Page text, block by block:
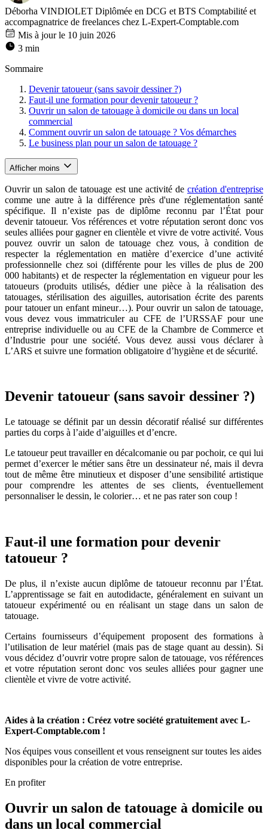
Déborha VINDIOLET Diplômée en DCG et BTS Comptabilité et
accompagnatrice de freelances chez L-Expert-Comptable.com
Mis à jour le 10 juin 2026
3 min
Sommaire
Devenir tatoueur (sans savoir dessiner ?)
Faut-il une formation pour devenir tatoueur ?
Ouvrir un salon de tatouage à domicile ou dans un local
commercial
Comment ouvrir un salon de tatouage ? Vos démarches
Le business plan pour un salon de tatouage ?
Afficher moins
Ouvrir un salon de tatouage est une activité de création d'entreprise
comme une autre à la différence près d'une réglementation santé
spécifique. Il n’existe pas de diplôme reconnu par l’État pour
devenir tatoueur. Vos références et votre réputation seront donc vos
seules alliées pour gagner en clientèle et vivre de votre activité. Vous
pouvez ouvrir un salon de tatouage chez vous, à condition de
respecter la réglementation en matière d’exercice d’une activité
professionnelle chez soi (différente pour les villes de plus de 200
000 habitants) et de respecter la réglementation en vigueur pour les
tatoueurs (produits utilisés, dédier une pièce à la réalisation des
tatouages, stérilisation des aiguilles, autorisation écrite des parents
pour tatouer un enfant mineur…). Pour ouvrir un salon de tatouage,
vous devez vous immatriculer au CFE de l’URSSAF pour une
entreprise individuelle ou au CFE de la Chambre de Commerce et
d’Industrie pour une société. Vous devez aussi vous déclarer à
L’ARS et suivre une formation obligatoire d’hygiène et de sécurité.
Devenir tatoueur (sans savoir dessiner ?)
Le tatouage se définit par un dessin décoratif réalisé sur différentes
parties du corps à l’aide d’aiguilles et d’encre.
Le tatoueur peut travailler en décalcomanie ou par pochoir, ce qui lui
permet d’exercer le métier sans être un dessinateur né, mais il devra
tout de même être minutieux et disposer d’une sensibilité artistique
pour comprendre les attentes de ses clients, éventuellement
personnaliser le dessin, le colorier… et ne pas rater son coup !
Faut-il une formation pour devenir
tatoueur ?
De plus, il n’existe aucun diplôme de tatoueur reconnu par l’État.
L’apprentissage se fait en autodidacte, généralement en suivant un
tatoueur expérimenté ou en réalisant un stage dans un salon de
tatouage.
Certains fournisseurs d’équipement proposent des formations à
l’utilisation de leur matériel (mais pas de stage quant au dessin). Si
vous décidez d’ouvrir votre propre salon de tatouage, vos références
et votre réputation seront donc vos seules alliées pour gagner une
clientèle et vivre de votre activité.
Aides à la création : Créez votre société gratuitement avec L-
Expert-Comptable.com !
Nos équipes vous conseillent et vous renseignent sur toutes les aides
disponibles pour la création de votre entreprise.
En profiter
Ouvrir un salon de tatouage à domicile ou
dans un local commercial